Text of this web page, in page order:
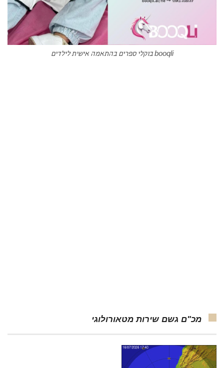
booqli בוקלי ספרים בהתאמה אישית לילדים
מכ"ם גשם שירות מטאורולוגי